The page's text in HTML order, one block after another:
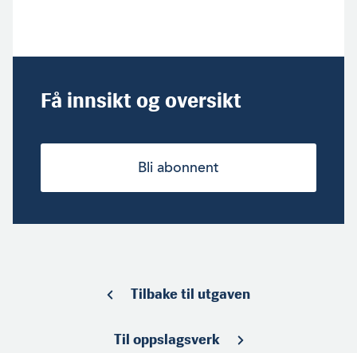
Få innsikt og oversikt
Bli abonnent
Tilbake til utgaven
Til oppslagsverk